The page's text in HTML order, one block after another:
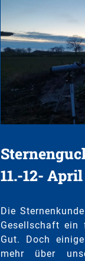
11.-12-
Die
Gesellschaft ein
Gut. Doch
mehr über